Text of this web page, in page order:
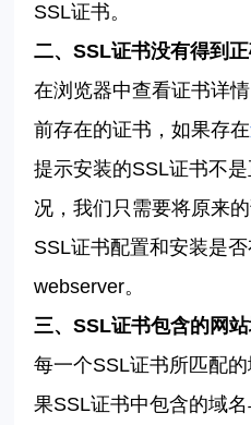
SSL证书。
二、SSL证书没有得到
在浏览器中查看证书详
前存在的证书，如果存在
提示安装的SSL证书不
况，我们只需要将原来
SSL证书配置和安装是
webserver。
三、SSL证书包含的网
每一个SSL证书所匹配
果SSL证书中包含的域